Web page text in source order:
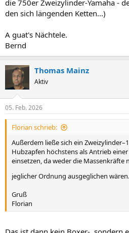
die 750er Zweizylinder-Yamaha -
den sich längenden Ketten...)
A guat's Nächtele.
Bernd
Thomas Mainz
Aktiv
05. Feb. 2026
Florian schrieb:
Außerdem ließe sich ein
Hubzapfen höchstens als Antrieb
einsetzen, da weder die Massenkräfte
jeglicher Ordnung ausgeglichen wären.
Gruß
Florian